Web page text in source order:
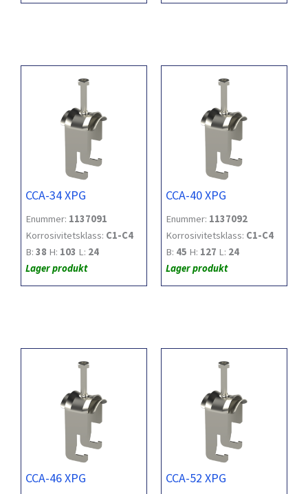
CCA-34 XPG
Enummer: 1137091
Korrosivitetsklass: C1-C4
B: 38 H: 103 L: 24
Lager produkt
CCA-40 XPG
Enummer: 1137092
Korrosivitetsklass: C1-C4
B: 45 H: 127 L: 24
Lager produkt
CCA-46 XPG CCA-52 XPG